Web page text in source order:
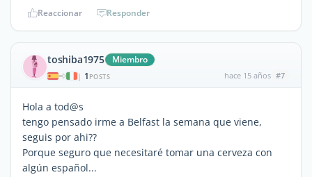
Reaccionar Responder
toshiba1975 Miembro
| 1 POSTS hace 15 años #7
Hola a tod@s
tengo pensado irme a Belfast la semana que viene,
seguis por ahi??
Porque seguro que necesitaré tomar una cerveza con
algún español...